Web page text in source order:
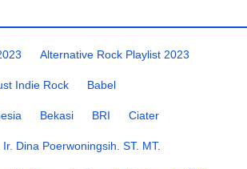
Alternative Rock Playlist 2023
Indie Rock Babel
Bekasi BRI Ciater
Ir. Dina Poerwoningsih. ST. MT.